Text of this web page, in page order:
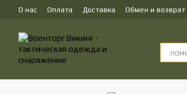
Перейти к основному контенту
О нас Оплата Доставка Обмен и возврат